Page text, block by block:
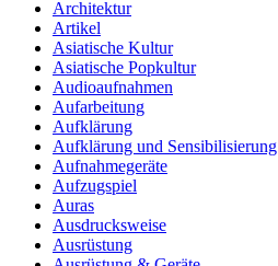
Architektur
Artikel
Asiatische Kultur
Asiatische Popkultur
Audioaufnahmen
Aufarbeitung
Aufklärung
Aufklärung und Sensibilisierung
Aufnahmegeräte
Aufzugspiel
Auras
Ausdrucksweise
Ausrüstung